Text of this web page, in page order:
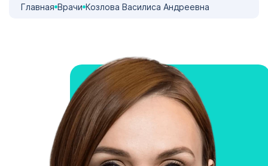
Главная Врачи Козлова Василиса Андреевна